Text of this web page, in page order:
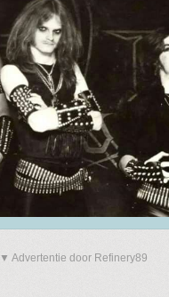
▼ Advertentie door Refinery89